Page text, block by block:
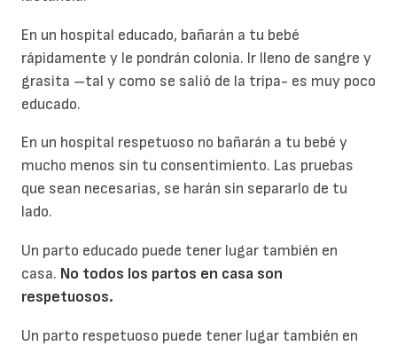
En un hospital educado, bañarán a tu bebé
rápidamente y le pondrán colonia. Ir lleno de sangre y
grasita –tal y como se salió de la tripa- es muy poco
educado.
En un hospital respetuoso no bañarán a tu bebé y
mucho menos sin tu consentimiento. Las pruebas
que sean necesarias, se harán sin separarlo de tu
lado.
Un parto educado puede tener lugar también en
casa. No todos los partos en casa son
respetuosos.
Un parto respetuoso puede tener lugar también en